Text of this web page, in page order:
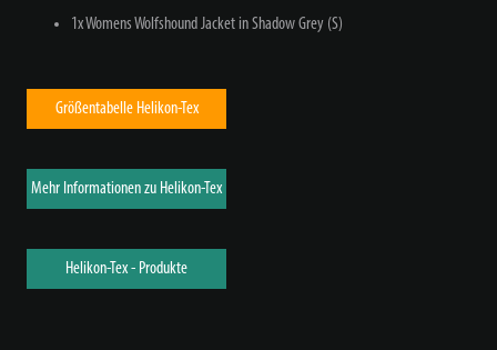
1x Womens Wolfshound Jacket in Shadow Grey (S)
Größentabelle Helikon-Tex
Mehr Informationen zu Helikon-Tex
Helikon-Tex - Produkte